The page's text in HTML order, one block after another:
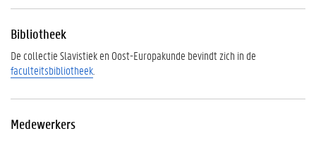
i
a
t
B
b
l
i
Bibliotheek
De collectie Slavistiek en Oost-Europakunde bevindt zich in de
faculteitsbibliotheek
Medewerkers